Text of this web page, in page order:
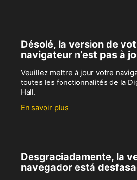
Désolé, la version de
navigateur n’est pas à
Veuillez mettre à jour votre
toutes les fonctionnalités de la
Hall.
En savoir plus
Desgraciadamente, la
navegador está